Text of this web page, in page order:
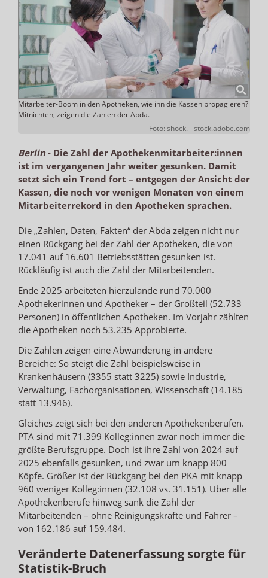
Mitarbeiter-Boom in den Apotheken, wie ihn die Kassen propagieren?
Mitnichten, zeigen die Zahlen der Abda.
Foto: shock. - stock.adobe.com
Berlin- Die Zahl der Apothekenmitarbeiter:innen
ist im vergangenen Jahr weiter gesunken. Damit
setzt sich ein Trend fort – entgegen der Ansicht der
Kassen, die noch vor wenigen Monaten von einem
Mitarbeiterrekord in den Apotheken sprachen.
Die „Zahlen, Daten, Fakten“ der Abda zeigen nicht nur
einen Rückgang bei der Zahl der Apotheken, die von
17.041 auf 16.601 Betriebsstätten gesunken ist.
Rückläufig ist auch die Zahl der Mitarbeitenden.
Ende 2025 arbeiteten hierzulande rund 70.000
Apothekerinnen und Apotheker – der Großteil (52.733
Personen) in öffentlichen Apotheken. Im Vorjahr zählten
die Apotheken noch 53.235 Approbierte.
Die Zahlen zeigen eine Abwanderung in andere
Bereiche: So steigt die Zahl beispielsweise in
Krankenhäusern (3355 statt 3225) sowie Industrie,
Verwaltung, Fachorganisationen, Wissenschaft (14.185
statt 13.946).
Gleiches zeigt sich bei den anderen Apothekenberufen.
PTA sind mit 71.399 Kolleg:innen zwar noch immer die
größte Berufsgruppe. Doch ist ihre Zahl von 2024 auf
2025 ebenfalls gesunken, und zwar um knapp 800
Köpfe. Größer ist der Rückgang bei den PKA mit knapp
960 weniger Kolleg:innen (32.108 vs. 31.151). Über alle
Apothekenberufe hinweg sank die Zahl der
Mitarbeitenden – ohne Reinigungskräfte und Fahrer –
von 162.186 auf 159.484.
Veränderte Datenerfassung sorgte für
Statistik-Bruch